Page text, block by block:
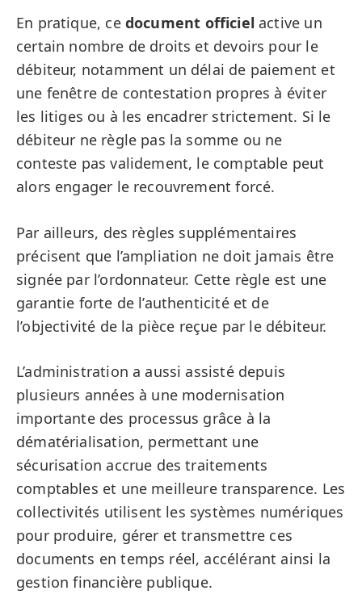
En pratique, ce document officiel active un
certain nombre de droits et devoirs pour le
débiteur, notamment un délai de paiement et
une fenêtre de contestation propres à éviter
les litiges ou à les encadrer strictement. Si le
débiteur ne règle pas la somme ou ne
conteste pas validement, le comptable peut
alors engager le recouvrement forcé.
Par ailleurs, des règles supplémentaires
précisent que l’ampliation ne doit jamais être
signée par l’ordonnateur. Cette règle est une
garantie forte de l’authenticité et de
l’objectivité de la pièce reçue par le débiteur.
L’administration a aussi assisté depuis
plusieurs années à une modernisation
importante des processus grâce à la
dématérialisation, permettant une
sécurisation accrue des traitements
comptables et une meilleure transparence. Les
collectivités utilisent les systèmes numériques
pour produire, gérer et transmettre ces
documents en temps réel, accélérant ainsi la
gestion financière publique.